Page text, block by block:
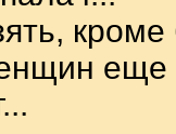
кроме
еще